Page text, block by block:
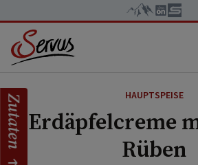
HAUPTSPEISE
Erdäpfelcreme
Rüben
Zutaten